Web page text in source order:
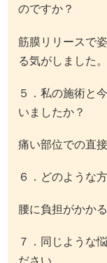
のですか？
筋膜リリースで
る気がしました。
５．私の施術と
いましたか？
痛い部位での直
６．どのような
腰に負担がかか
７．同じような